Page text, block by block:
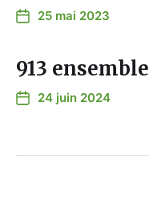
25 mai 2023
913 ensemble
24 juin 2024